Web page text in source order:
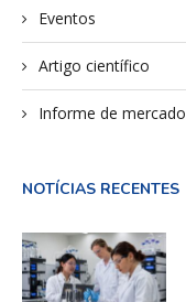
Eventos
Artigo científico
Informe de mercado
NOTÍCIAS RECENTES